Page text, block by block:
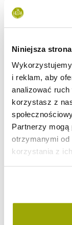
Niniejsza
i reklam, aby
analizować
korzystasz z
Partnerzy mogą
otrzymanymi od
korzystania z
250 ml wody
Przyprawy
Przyprawy do
szczypta
Przyprawy do
ćwierć
PRZYGOTOWANIE:
Kroimy warzywa w
wsypujemy powoli
mieszając. Po 2-3
Różdżkę Smaku